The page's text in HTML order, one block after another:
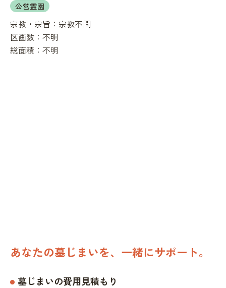
公営霊園
宗教・宗旨： 宗教不問
区画数： 不明
総面積： 不明
あなたの墓じまいを、一緒にサポート。
墓じまいの費用見積もり